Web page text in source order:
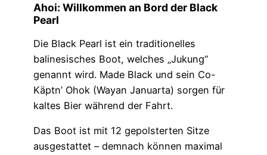
Ahoi: Willkommen an Bord der Black
Pearl
Die Black Pearl ist ein traditionelles
balinesisches Boot, welches „Jukung“
genannt wird. Made Black und sein Co-
Käptn’ Ohok (Wayan Januarta) sorgen für
kaltes Bier während der Fahrt.
Das Boot ist mit 12 gepolsterten Sitze
ausgestattet – demnach können maximal